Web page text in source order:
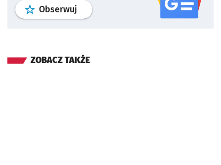
Obserwuj profil serwisu
ZOBACZ TAKŻE